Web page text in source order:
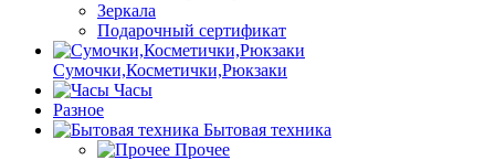
Зеркала
Подарочный сертификат
Сумочки,Косметички,Рюкзаки
Часы
Разное
Бытовая техника
Прочее